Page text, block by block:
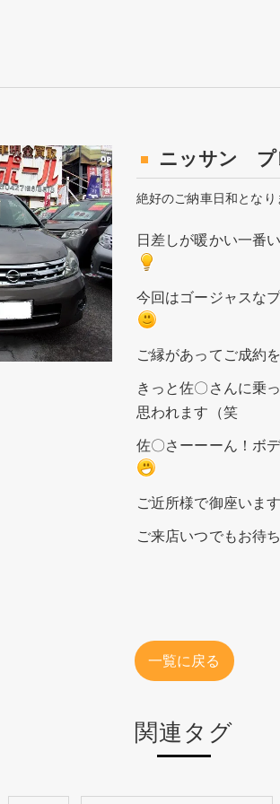
ニッサン プ
絶好のご納車日和となり
日差しが暖かい一番
今回はゴージャスな
ご縁があってご成約
きっと佐〇さんに乗
思われます（笑
佐〇さーーーん！ボ
ご近所様で御座いま
ご来店いつでもお待
一覧に戻る
関連タグ